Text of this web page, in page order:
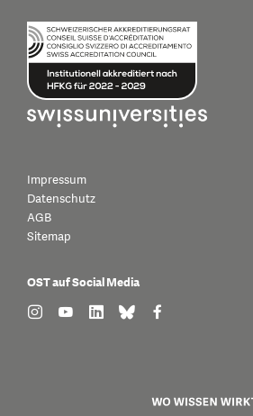
Impressum
Datenschutz
AGB
Sitemap
OST auf Social Media
find us on: instagram
find us on: youtube
find us on: linkedin
find us on: bluesky
find us on: